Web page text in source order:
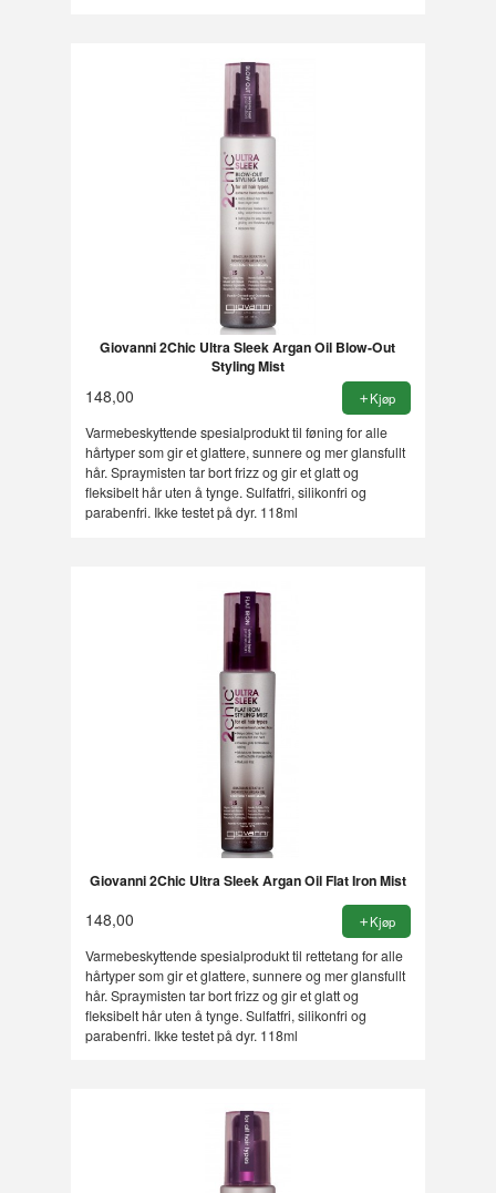
Giovanni 2Chic Ultra Sleek Argan Oil Blow-Out
Styling Mist
148,00 Kjøp
Varmebeskyttende spesialprodukt til føning for alle
hårtyper som gir et glattere, sunnere og mer glansfullt
hår. Spraymisten tar bort frizz og gir et glatt og
fleksibelt hår uten å tynge. Sulfatfri, silikonfri og
parabenfri. Ikke testet på dyr. 118ml
Giovanni 2Chic Ultra Sleek Argan Oil Flat Iron Mist
148,00 Kjøp
Varmebeskyttende spesialprodukt til rettetang for alle
hårtyper som gir et glattere, sunnere og mer glansfullt
hår. Spraymisten tar bort frizz og gir et glatt og
fleksibelt hår uten å tynge. Sulfatfri, silikonfri og
parabenfri. Ikke testet på dyr. 118ml